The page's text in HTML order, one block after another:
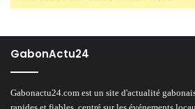
GabonActu24
Gabonactu24.com est un site d'actualité